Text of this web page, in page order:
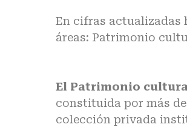
En cifras actualizadas
áreas: Patrimonio
El Patrimonio
constituida por más
colección privada